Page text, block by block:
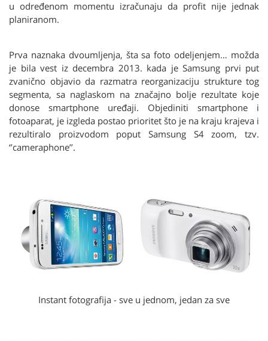
u određenom momentu izračunaju da profit nije jednak
planiranom.
Prva naznaka dvoumljenja, šta sa foto odeljenjem… možda
je bila vest iz decembra 2013. kada je Samsung prvi put
zvanično objavio da razmatra reorganizaciju strukture tog
segmenta, sa naglaskom na značajno bolje rezultate koje
donose smartphone uređaji. Objediniti smartphone i
fotoaparat, je izgleda postao prioritet što je na kraju krajeva i
rezultiralo proizvodom poput Samsung S4 zoom, tzv.
‘’cameraphone’’.
Instant fotografija - sve u jednom, jedan za sve